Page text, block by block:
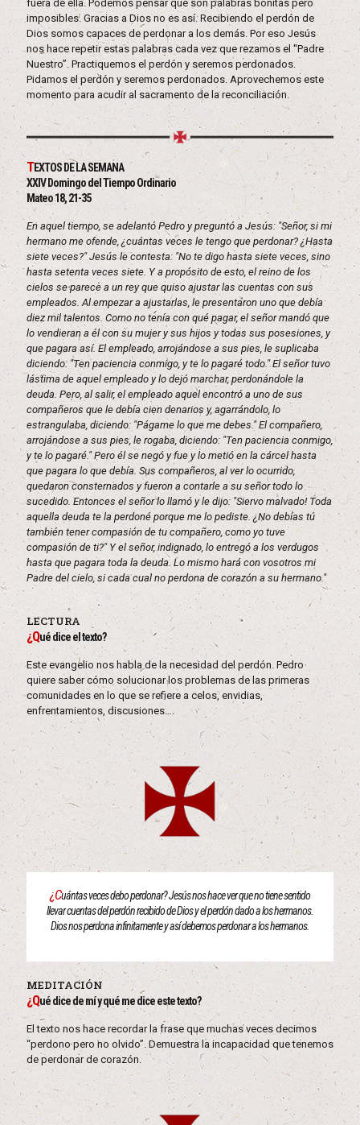
fuera de ella. Podemos pensar que son palabras bonitas pero
imposibles. Gracias a Dios no es así. Recibiendo el perdón de
Dios somos capaces de perdonar a los demás. Por eso Jesús
nos hace repetir estas palabras cada vez que rezamos el “Padre
Nuestro”. Practiquemos el perdón y seremos perdonados.
Pidamos el perdón y seremos perdonados. Aprovechemos este
momento para acudir al sacramento de la reconciliación.
TEXTOS DE LA SEMANA
XXIV Domingo del Tiempo Ordinario
Mateo 18, 21-35
En aquel tiempo, se adelantó Pedro y preguntó a Jesús: "Señor, si mi
hermano me ofende, ¿cuántas veces le tengo que perdonar? ¿Hasta
siete veces?" Jesús le contesta: "No te digo hasta siete veces, sino
hasta setenta veces siete. Y a propósito de esto, el reino de los
cielos se parece a un rey que quiso ajustar las cuentas con sus
empleados. Al empezar a ajustarlas, le presentaron uno que debía
diez mil talentos. Como no tenía con qué pagar, el señor mandó que
lo vendieran a él con su mujer y sus hijos y todas sus posesiones, y
que pagara así. El empleado, arrojándose a sus pies, le suplicaba
diciendo: "Ten paciencia conmigo, y te lo pagaré todo." El señor tuvo
lástima de aquel empleado y lo dejó marchar, perdonándole la
deuda. Pero, al salir, el empleado aquel encontró a uno de sus
compañeros que le debía cien denarios y, agarrándolo, lo
estrangulaba, diciendo: "Págame lo que me debes." El compañero,
arrojándose a sus pies, le rogaba, diciendo: "Ten paciencia conmigo,
y te lo pagaré." Pero él se negó y fue y lo metió en la cárcel hasta
que pagara lo que debía. Sus compañeros, al ver lo ocurrido,
quedaron consternados y fueron a contarle a su señor todo lo
sucedido. Entonces el señor lo llamó y le dijo: "Siervo malvado! Toda
aquella deuda te la perdoné porque me lo pediste. ¿No debías tú
también tener compasión de tu compañero, como yo tuve
compasión de ti?" Y el señor, indignado, lo entregó a los verdugos
hasta que pagara toda la deuda. Lo mismo hará con vosotros mi
Padre del cielo, si cada cual no perdona de corazón a su hermano."
LECTURA
¿Qué dice el texto?
Este evangelio nos habla de la necesidad del perdón. Pedro
quiere saber cómo solucionar los problemas de las primeras
comunidades en lo que se refiere a celos, envidias,
enfrentamientos, discusiones….
¿Cuántas veces debo perdonar? Jesús nos hace ver que no tiene sentido
llevar cuentas del perdón recibido de Dios y el perdón dado a los hermanos.
Dios nos perdona infinitamente y así debemos perdonar a los hermanos.
MEDITACIÓN
¿Qué dice de mí y qué me dice este texto?
El texto nos hace recordar la frase que muchas veces decimos
“perdono pero no olvido”. Demuestra la incapacidad que tenemos
de perdonar de corazón.